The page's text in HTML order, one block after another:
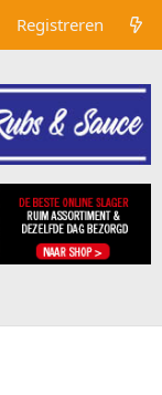
Registreren